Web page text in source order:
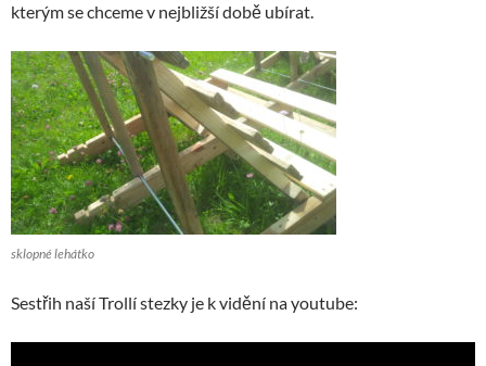
kterým se chceme v nejbližší době ubírat.
sklopné lehátko
Sestřih naší Trollí stezky je k vidění na youtube: